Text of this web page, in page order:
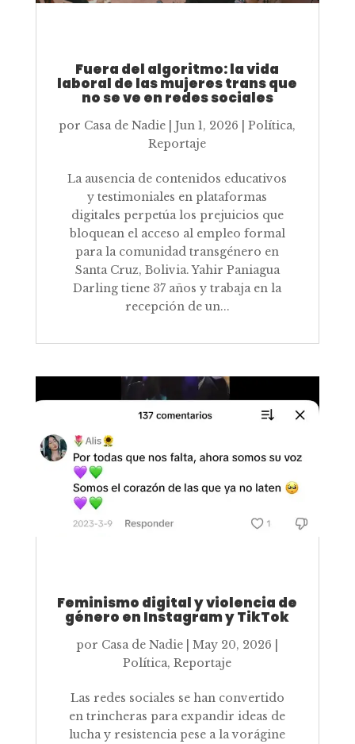
Fuera del algoritmo: la vida
laboral de las mujeres trans que
no se ve en redes sociales
por Casa de Nadie |Jun 1, 2026 |Política,
Reportaje
La ausencia de contenidos educativos
y testimoniales en plataformas
digitales perpetúa los prejuicios que
bloquean el acceso al empleo formal
para la comunidad transgénero en
Santa Cruz, Bolivia. Yahir Paniagua
Darling tiene 37 años y trabaja en la
recepción de un...
Feminismo digital y violencia de
género en Instagram y TikTok
por Casa de Nadie |May 20, 2026
Política,Reportaje
Las redes sociales se han convertido
en trincheras para expandir ideas de
lucha y resistencia pese a la vorágine